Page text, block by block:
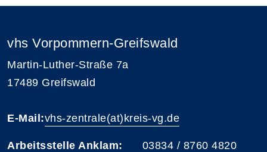
vhs Vorpommern-Greifswald
Martin-Luther-Straße 7a
17489 Greifswald
E-Mail:vhs-zentrale(at)kreis-vg.de
Arbeitsstelle Anklam: 03834 / 8760 4820